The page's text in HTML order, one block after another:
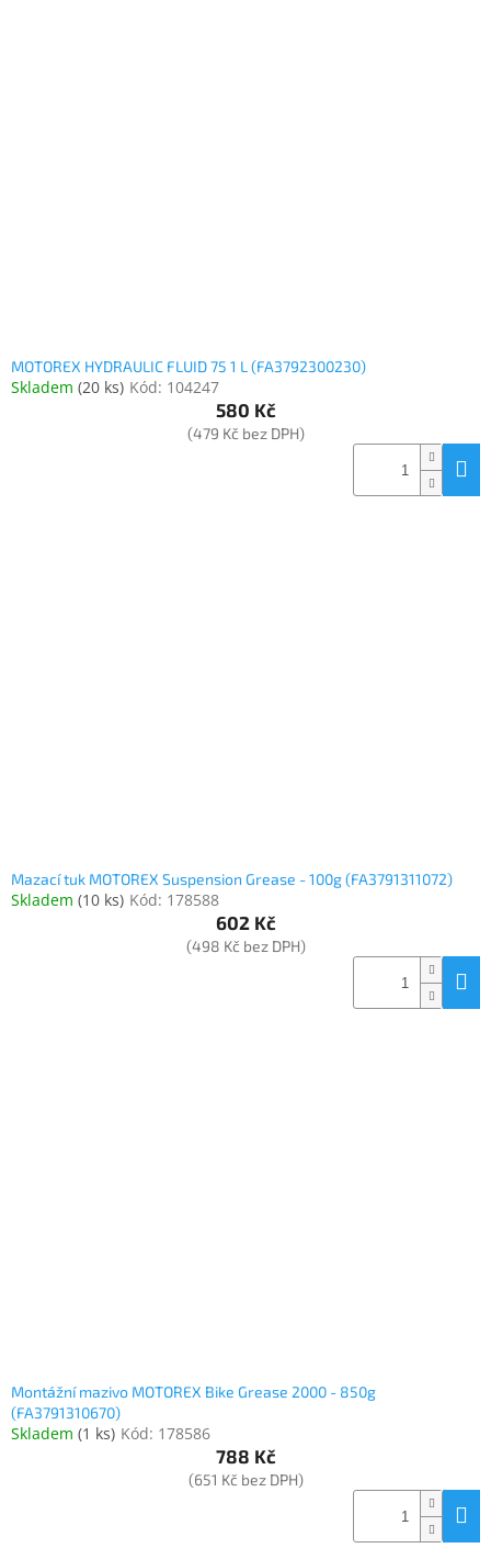
MOTOREX HYDRAULIC FLUID 75 1 L (FA3792300230)
Skladem (20 ks) Kód: 104247
580 Kč
(479 Kč bez DPH)
Mazací tuk MOTOREX Suspension Grease - 100g (FA3791311072)
Skladem (10 ks) Kód: 178588
602 Kč
(498 Kč bez DPH)
Montážní mazivo MOTOREX Bike Grease 2000 - 850g
(FA3791310670)
Skladem (1 ks) Kód: 178586
788 Kč
(651 Kč bez DPH)